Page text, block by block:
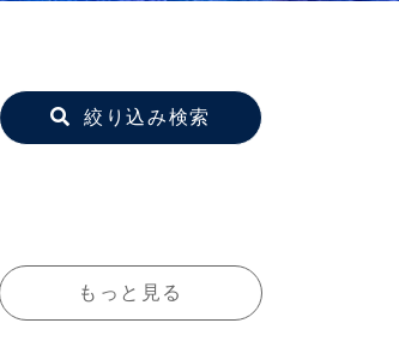
絞り込み検索
もっと見る